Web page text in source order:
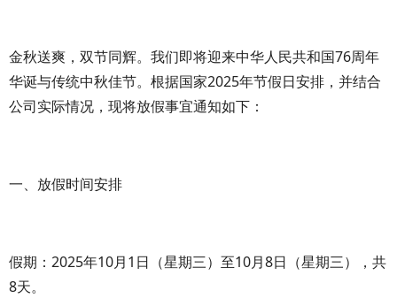
金秋送爽，双节同辉。我们即将迎来中华人民共和国76周年
华诞与传统中秋佳节。根据国家2025年节假日安排，并结合
公司实际情况，现将放假事宜通知如下：
一、放假时间安排
假期：2025年10月1日（星期三）至10月8日（星期三），共
8天。